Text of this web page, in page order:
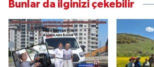
Bunlar da ilginizi çekebilir